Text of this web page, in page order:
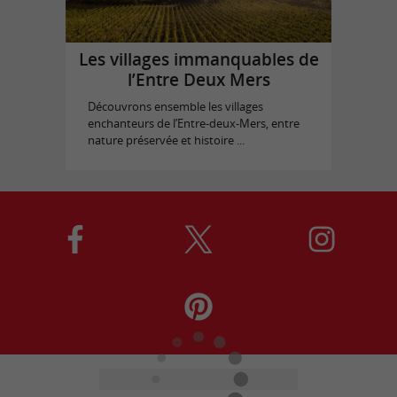
Les villages immanquables de
l’Entre Deux Mers
Découvrons ensemble les villages
enchanteurs de l’Entre-deux-Mers, entre
nature préservée et histoire ...